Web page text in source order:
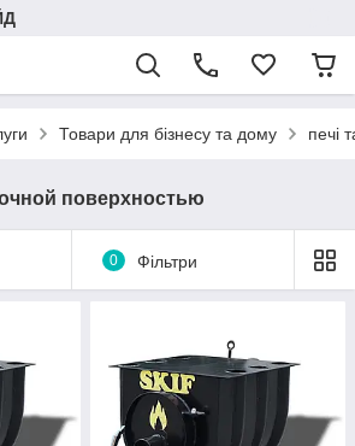
Товари для бізнесу та дому печі
поверхностью
0 Фільтри